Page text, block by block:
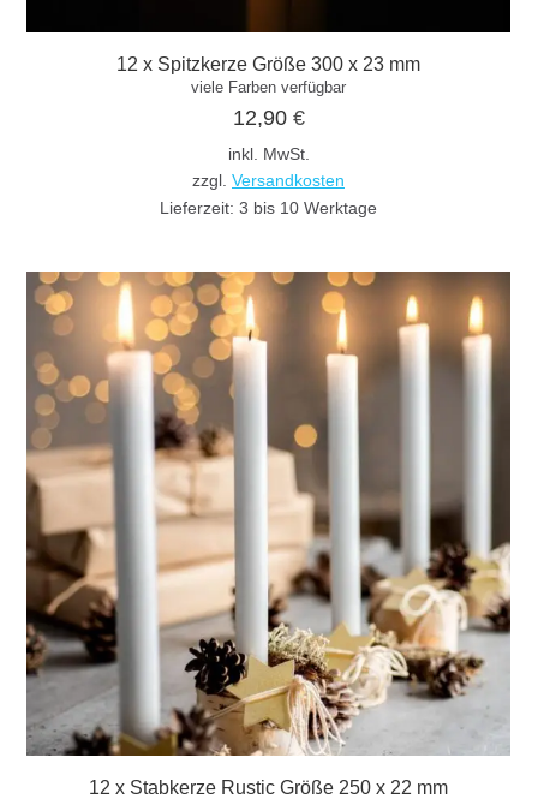
12 x Spitzkerze Größe 300 x 23 mm
viele Farben verfügbar
12,90 €
inkl. MwSt.
zzgl. Versandkosten
Lieferzeit: 3 bis 10 Werktage
12 x Stabkerze Rustic Größe 250 x 22 mm